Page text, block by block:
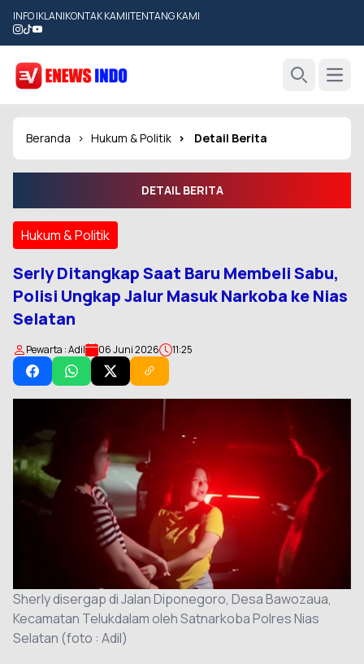
INFO IKLAN|KONTAK KAMI|TENTANG KAMI
Beranda Hukum & Politik Detail Berita
DETAIL BERITA
Hukum & Politik
Serly Ditangkap Saat Baru Membeli Sabu,
Polisi Ungkap Jalur Masuk Narkoba ke Nias
Selatan
Pewarta : Adil 06 Juni 2026 11:25
Sherly disergap di Jalan Diponegoro, Desa Bawozaua,
Kecamatan Telukdalam oleh Satnarkoba Polres Nias
Selatan (foto : Adil)